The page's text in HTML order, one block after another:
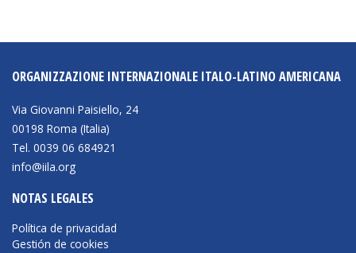
ORGANIZZAZIONE INTERNAZIONALE ITALO-LATINO AMERICANA
Via Giovanni Paisiello, 24
00198 Roma (Italia)
Tel. 0039 06 684921
info@iila.org
NOTAS LEGALES
Política de privacidad
Gestión de cookies